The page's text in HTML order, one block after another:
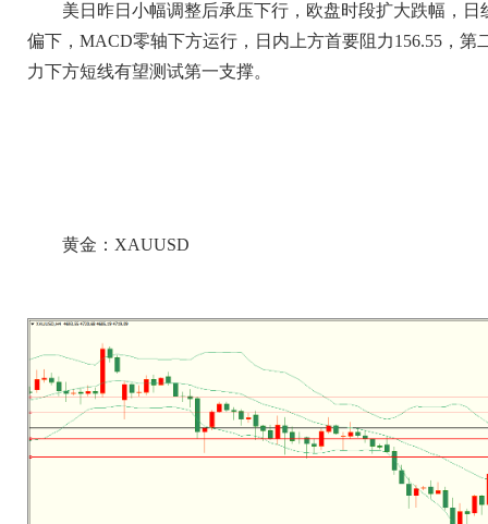
美日昨日小幅调整后承压下行，欧盘时段扩大跌幅，
偏下，MACD零轴下方运行，日内上方首要阻力156.55，第
力下方短线有望测试第一支撑。
黄金：XAUUSD